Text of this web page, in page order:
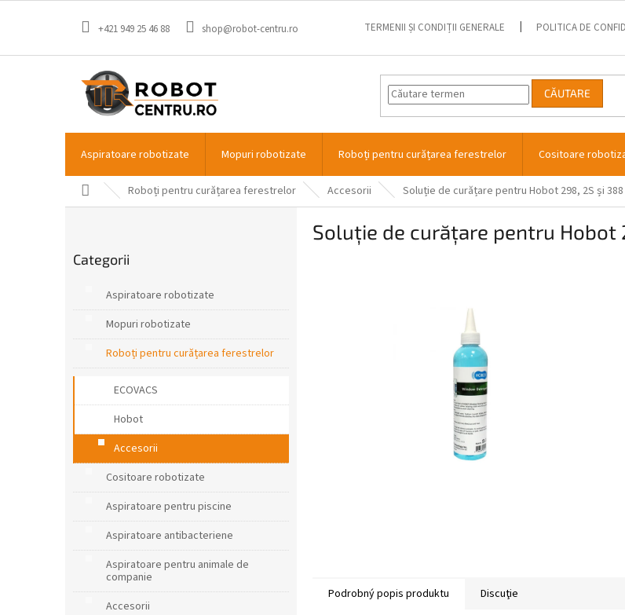
+421 949 25 46 88 shop@robot-centru.ro TERMENII ȘI CONDIȚII GENERALE POLITICA DE
CĂUTARE
Aspiratoare robotizate Mopuri robotizate Roboți pentru curățarea ferestrelor Cositoare
Acasă Roboți pentru curățarea ferestrelor Accesorii Soluție de curățare pentru Hobot 298, 2S și 388
peste
Categorii
Aspiratoare robotizate
Mopuri robotizate
Roboți pentru curățarea ferestrelor
ECOVACS
Hobot
Accesorii
Cositoare robotizate
Aspiratoare pentru piscine
Aspiratoare antibacteriene
Aspiratoare pentru animale de
companie
Accesorii
Soluție de curățare pentru Hobot
Podrobný popis produktu Discuţie